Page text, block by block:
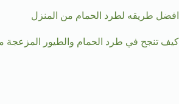
افضل طريقه لطرد الحمام من المنزل
كيف تنجح في طرد الحمام والطيور المزعجة